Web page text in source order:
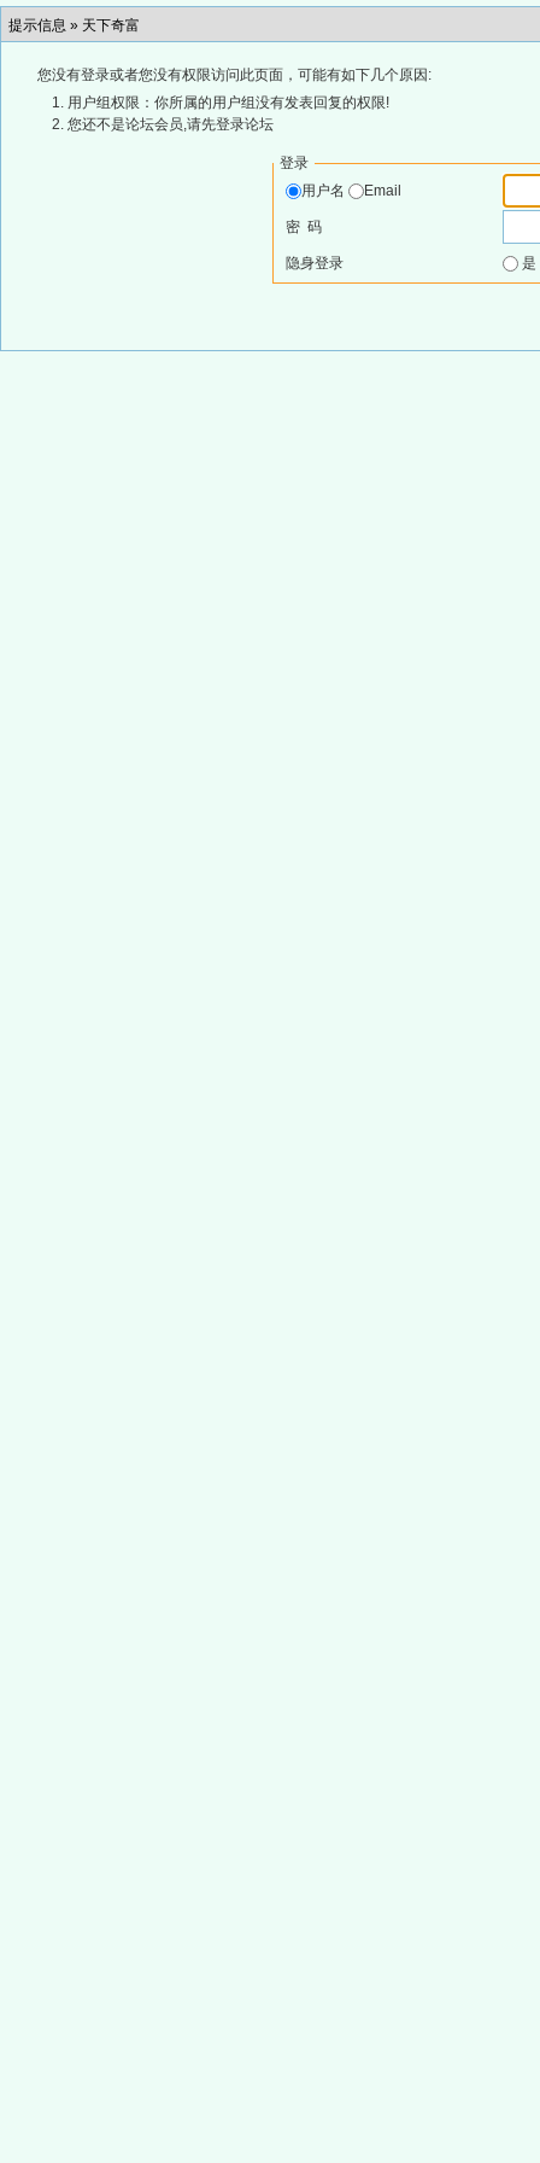
提示信息 » 天下奇富
您没有登录或者您没有权限访问此页面，可能有如下几个原因:
用户组权限：你所属的用户组没有发表回复的权限!
您还不是论坛会员,请先登录论坛
登录
用户名
Email
密 码
隐身登录